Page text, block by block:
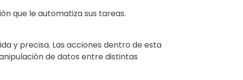
que le automatiza sus tareas.
y precisa. Las acciones dentro de esta
de datos entre distintas